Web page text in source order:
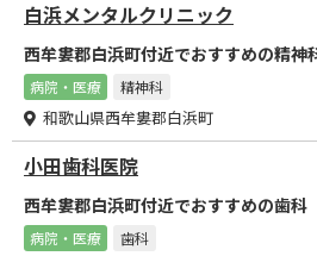
白浜メンタルクリニック
西牟婁郡白浜町付近でおすすめの精神
病院・医療 精神科
和歌山県西牟婁郡白浜町
小田歯科医院
西牟婁郡白浜町付近でおすすめの歯科
病院・医療 歯科